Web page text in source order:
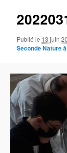
Publié le 13 juin
Seconde Nature